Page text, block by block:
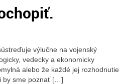
výlučne na vojenský
vedecky a ekonomicky
alebo že každé jej rozhodnutie
by sme poznať […]